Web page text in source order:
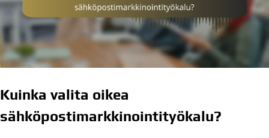
Kuinka valita oikea
sähköpostimarkkinointityökalu?